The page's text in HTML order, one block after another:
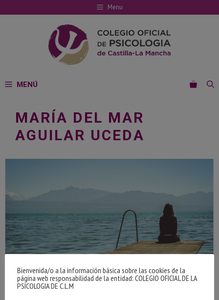
al
Menu
MENÚ
MARÍA DEL MAR
AGUILAR UCEDA
Bienvenida/o a la información básica sobre las cookies de la
página web responsabilidad de la entidad: COLEGIO OFICIAL DE LA
PSICOLOGIA DE C.L.M